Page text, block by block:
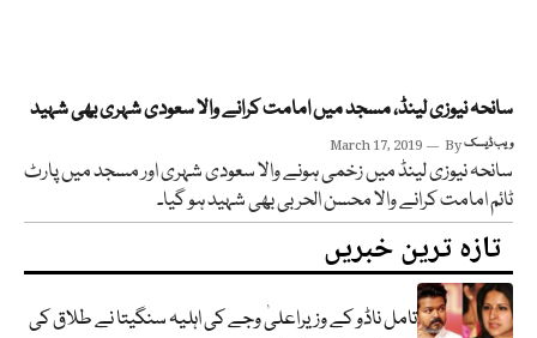
سانحہ نیوزی لینڈ، مسجد میں امامت کرانے والا سعودی شہری بھی شہید
March 17, 2019 Byویب ڈیسک
سانحہ نیوزی لینڈ میں زخمی ہونے والا سعودی شہری اور مسجد میں پارٹ
ٹائم امامت کرانے والا محسن الحربی بھی شہید ہو گیا۔
تازہ ترین خبریں
تامل ناڈو کے وزیراعلیٰ وجے کی اہلیہ سنگیتا نے طلاق کی